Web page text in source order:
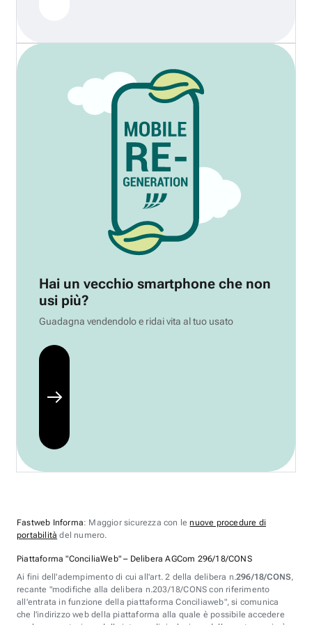
Hai un vecchio smartphone che non
usi più?
Guadagna vendendolo e ridai vita al tuo usato
Fastweb Informa: Maggior sicurezza con lenuove procedure di
portabilità del numero.
Piattaforma "ConciliaWeb" – Delibera AGCom 296/18/CONS
Ai fini dell'adempimento di cui all'art. 2 della delibera n.296/18/CONS,
recante "modifiche alla delibera n.203/18/CONS con riferimento
all'entrata in funzione della piattaforma Conciliaweb", si comunica
che l'indirizzo web della piattaforma alla quale è possibile accedere